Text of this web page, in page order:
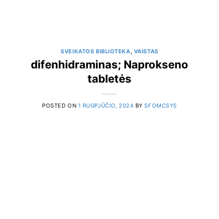
SVEIKATOS BIBLIOTEKA, VAISTAS
difenhidraminas; Naprokseno
tabletės
POSTED ON 1 RUGPJŪČIO, 2024 BYSFOMCSYS